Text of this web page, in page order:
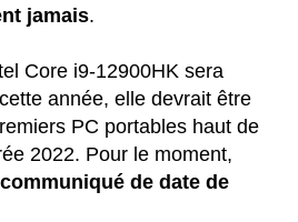
jamais.
Core i9-12900HK sera
année, elle devrait être
PC portables haut de
2022. Pour le moment,
de date de